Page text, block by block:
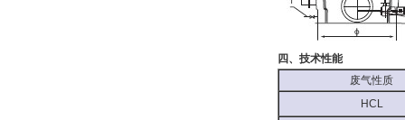
四、技术性能
废气性质
HCL